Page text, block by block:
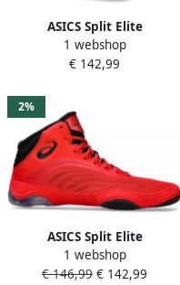
ASICS Split Elite
Worstelschoenen Rood
1 webshop
€ 142,99
2%
ASICS Split Elite
Worstelschoenen Rood
Ventilatie Hoge Grip
1 webshop
€ 146,99 € 142,99